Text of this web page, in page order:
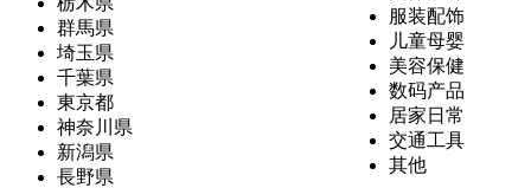
群馬県
埼玉県
千葉県
東京都
神奈川県
新潟県
長野県
服装配饰
儿童母婴
美容保健
数码产品
居家日常
交通工具
其他